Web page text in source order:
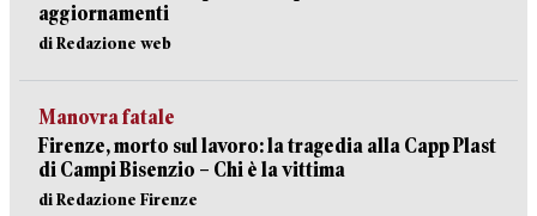
aggiornamenti
di Redazione web
Manovra fatale
Firenze, morto sul lavoro: la tragedia alla Capp Plast
di Campi Bisenzio – Chi è la vittima
di Redazione Firenze